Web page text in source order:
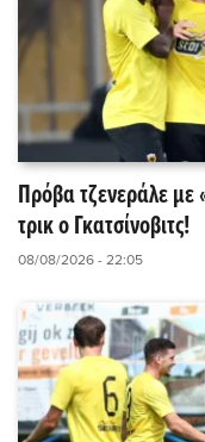
Πρόβα τζενεράλε με
τρικ ο Γκατσίνοβιτς!
08/08/2026 - 22:05